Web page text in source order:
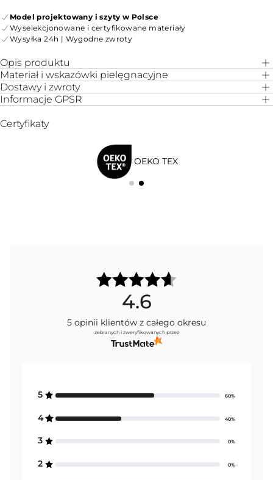
Model projektowany i szyty w Polsce
Wyselekcjonowane i certyfikowane materiały
Wysyłka 24h | Wygodne zwroty
Opis produktu
Materiał i wskazówki pielęgnacyjne
Dostawy i zwroty
Informacje GPSR
Certyfikaty
OEKO TEX
4.6
5 opinii klientów z całego okresu
zebranych i zweryfikowanych przez
5 60%
4 40%
3 0%
2 0%